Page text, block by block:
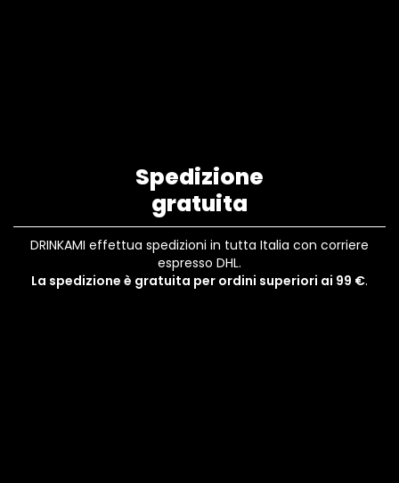
Spedizione
gratuita
DRINKAMI effettua spedizioni in tutta Italia con corriere
espresso DHL.
La spedizione è gratuita per ordini superiori ai 99 €.